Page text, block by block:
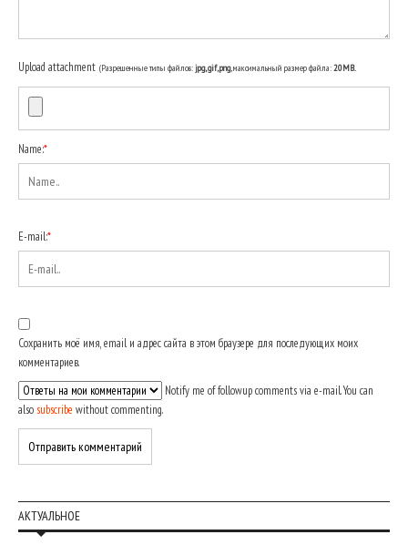
Upload attachment (Разрешенные типы файлов:jpg, gif, png, максимальный размер файла:20MB.
Name:*
E-mail:*
Сохранить моё имя, email и адрес сайта в этом браузере для последующих моих
комментариев.
Notify me of followup comments via e-mail. You can
also subscribe without commenting.
АКТУАЛЬНОЕ